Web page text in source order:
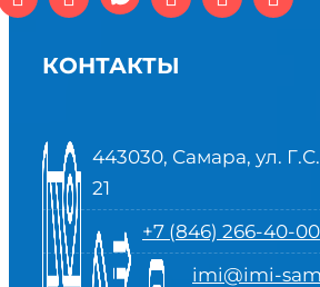
КОНТАКТЫ
443030, Самара, ул.
21
+7 (846) 266-40-00
imi@imi-